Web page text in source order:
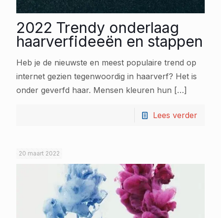
2022 Trendy onderlaag
haarverfideeën en stappen
Heb je de nieuwste en meest populaire trend op
internet gezien tegenwoordig in haarverf? Het is
onder geverfd haar. Mensen kleuren hun […]
Lees verder
20 maart 2022